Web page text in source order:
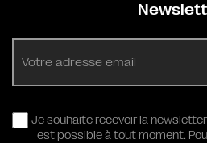
Je souhaite recevoir la
est possible à tout moment.